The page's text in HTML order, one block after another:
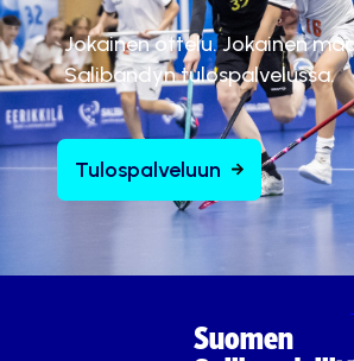
Jokainen ottelu. Jokainen
Salibandyn tulospalvelussa.
Tulospalveluun
Suomen